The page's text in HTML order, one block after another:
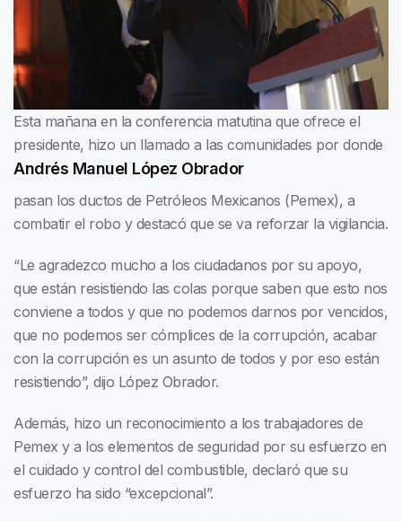
Esta mañana en la conferencia matutina que ofrece el
presidente
Andrés Manuel López Obrador
, hizo un llamado a las comunidades por donde
pasan los ductos de Petróleos Mexicanos (Pemex), a
combatir el robo y destacó que se va reforzar la vigilancia.
“Le agradezco mucho a los ciudadanos por su apoyo,
que están resistiendo las colas porque saben que esto nos
conviene a todos y que no podemos darnos por vencidos,
que no podemos ser cómplices de la corrupción, acabar
con la corrupción es un asunto de todos y por eso están
resistiendo”, dijo López Obrador.
Además, hizo un reconocimiento a los trabajadores de
Pemex y a los elementos de seguridad por su esfuerzo en
el cuidado y control del combustible, declaró que su
esfuerzo ha sido “excepcional”.